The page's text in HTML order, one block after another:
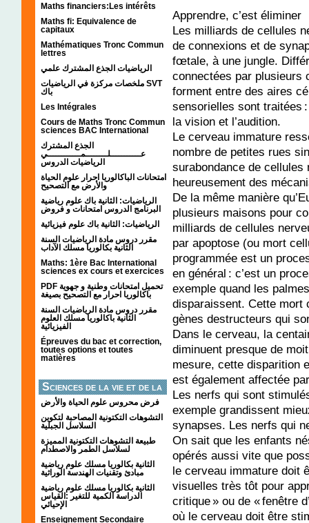
Maths financiers:Les intérêts
Maths fi: Equivalence de
capitaux
Mathématiques Tronc Commun
lettres
الرياضيات الجذع المشترك علمي
ملخصات مركزة في الرياضيات SVT
باك
Les Intégrales
Cours de Maths Tronc Commun
sciences BAC International
الجذع المشترك
عـــــــــــلــــــــمــــــــــــي
الرياضيات الدروس
امتحانات الباكالوريا احرار علوم الحياة
والأرض مع التصحيح
الرياضيات: الثانية باك علوم رياضية
البرنامج الدروس امتحانات و فروض
الرياضيات: الثانية باك علوم فيزيائية
مقرر دروس مادة الرياضيات السنة
الثانية بكالوريا مسلك الآداب
Maths: 1ère Bac International
sciences ex cours et exercices
PDF تحميل امتحانات وطنية و جهوية
باكالوريا احرار مع التصحيح بصيغة
مقرر دروس مادة الرياضيات السنة
الثانية باكالوريا مسلك العلوم
الفيزيائية
Épreuves du bac et correction,
toutes options et toutes
matières
Sciences de la vie et de la
terre
فرض محروس علوم الحياة والأرض
التشوهات التكتونیة المصاحبة لتكوین
السلاسل الجبلیة
طبيعة التشوهات التكتونية المميزة
لسلاسل الطمر والاصطدام
الثانية بكالوريا مسلك علوم رياضية
مبادئ وتقنيات الهندسة الوراثية
الثانية بكالوريا مسلك علوم رياضية
الدراسة الكمية للتغير :القياس
الإحيائي
Enseignement Secondaire
Apprendre, c’est éliminer
Les milliards de cellules
de connexions et de
fœtale, à une jungle.
connectées par plusieurs
forment entre des aires
sensorielles sont traitées
la vision et l’audition.
Le cerveau immature
nombre de petites rues
surabondance de
heureusement des
De la même manière
plusieurs maisons pour
milliards de cellules
par apoptose (ou mort
programmée est un
en général : c’est un
exemple quand les
disparaissent. Cette mort
gènes destructeurs qui
Dans le cerveau, la
diminuent presque de
mesure, cette disparition
est également affectée
Les nerfs qui sont
exemple grandissent
synapses. Les nerfs qui
On sait que les enfants
opérés aussi vite que
le cerveau immature doit
visuelles très tôt pour
critique » ou de « fenêtre
où le cerveau doit être